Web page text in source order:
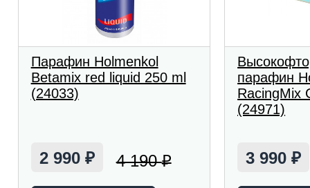
Парафин Holmenkol
Betamix red liquid 250 ml
(24033)
2 990 ₽ 4 190₽
парафин
RacingMix
(24971)
3 990₽